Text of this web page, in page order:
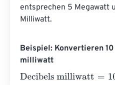
entsprechen 5 Megawatt
Milliwatt.
Beispiel: Konvertieren
milliwatt
Decibels milliwatt=10 ×M at